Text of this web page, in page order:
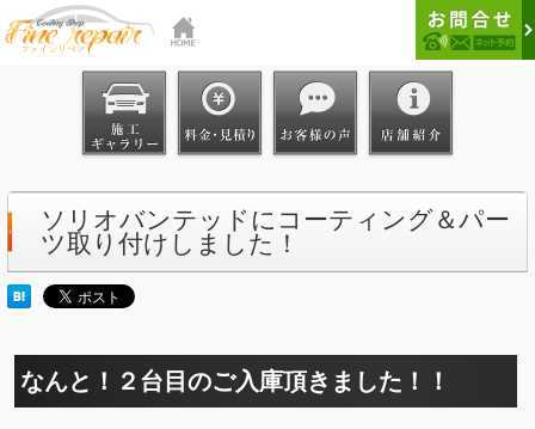
ソリオバンテッドにコーティング＆パー
ツ取り付けしました！
なんと！２台目のご入庫頂きました！！